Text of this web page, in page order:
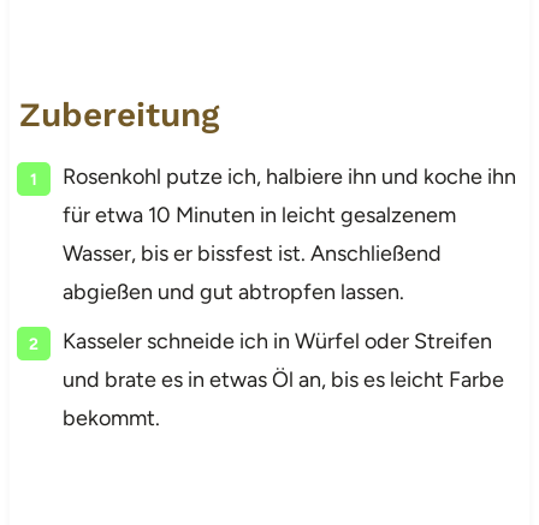
Zubereitung
Rosenkohl putze ich, halbiere ihn und koche ihn
für etwa 10 Minuten in leicht gesalzenem
Wasser, bis er bissfest ist. Anschließend
abgießen und gut abtropfen lassen.
Kasseler schneide ich in Würfel oder Streifen
und brate es in etwas Öl an, bis es leicht Farbe
bekommt.